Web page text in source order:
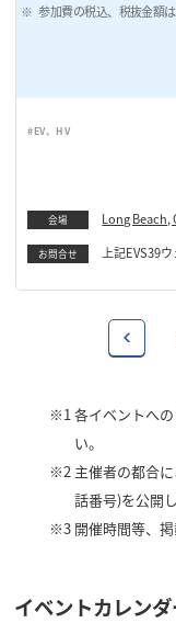
参加費の税込、税抜金額
#EV、HV
会場 Long Beach,
お問合せ 上記EVS39
※1各イベントへ
い。
※2 主催者の都合
話番号)を公開
※3 開催時間等、
イベントカレンダ